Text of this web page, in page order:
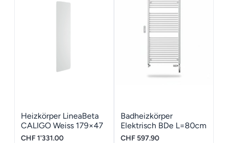
Heizkörper LineaBeta
CALIGO Weiss 179×47
CHF1'331.00
Badheizkörper
Elektrisch BDe L=80cm
x B=60cm in weiss
CHF 597.90